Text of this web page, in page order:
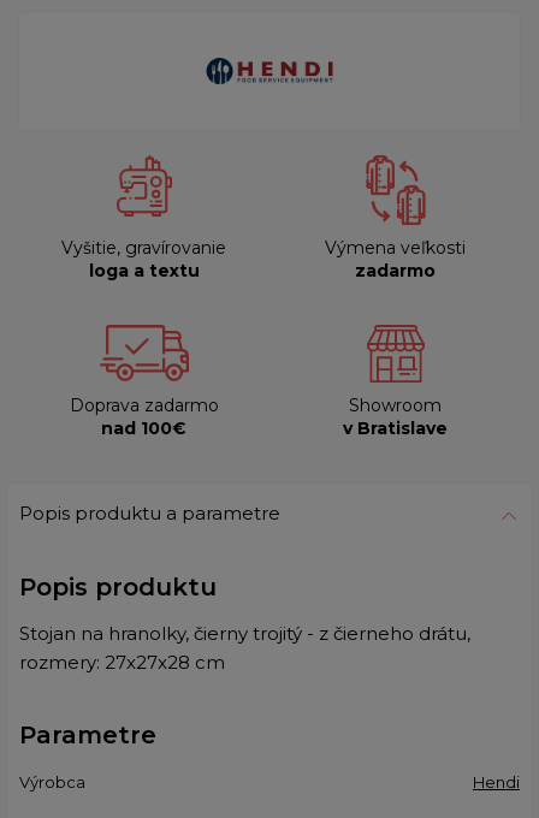
Vyšitie, gravírovanie
loga a textu
Výmena veľkosti
zadarmo
Doprava zadarmo
nad 100€
Showroom
v Bratislave
Popis produktu a parametre
Popis produktu
Stojan na hranolky, čierny trojitý - z čierneho drátu,
rozmery: 27x27x28 cm
Parametre
Výrobca Hendi